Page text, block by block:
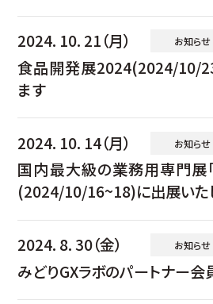
2024. 10. 21（月） お知らせ
食品開発展2024(2024/10/
ます
2024. 10. 14（月） お知らせ
国内最大級の業務用専門展「
(2024/10/16~18)に出展いた
2024. 8. 30（金） お知らせ
みどりGXラボのパートナー会